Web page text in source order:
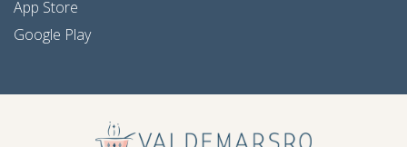
App Store
Google Play